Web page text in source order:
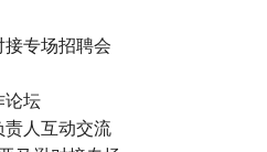
专场招聘会
论坛
人互动交流